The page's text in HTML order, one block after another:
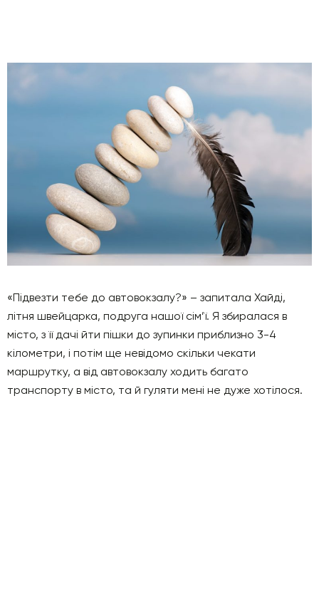
«Підвезти тебе до автовокзалу?» – запитала Хайді,
літня швейцарка, подруга нашої сім’ї. Я збиралася в
місто, з її дачі йти пішки до зупинки приблизно 3-4
кілометри, і потім ще невідомо скільки чекати
маршрутку, а від автовокзалу ходить багато
транспорту в місто, та й гуляти мені не дуже хотілося.